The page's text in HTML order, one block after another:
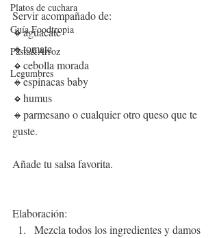
Platos de cuchara
Guía Foodtropia
Pasta&Arroz
Legumbres
Servir acompañado de:
🔸aguacate
🔸tomate
🔸cebolla morada
🔸espinacas baby
🔸humus
🔸parmesano o cualquier otro queso que te
guste.
Añade tu salsa favorita.
Elaboración:
Mezcla todos los ingredientes y damos